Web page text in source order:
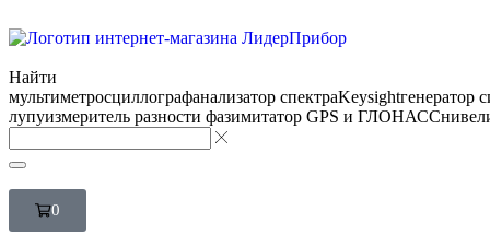
Найти
мультиметросциллографанализатор спектраKeysightгенератор
лупуизмеритель разности фазимитатор GPS и ГЛОНАСС
0